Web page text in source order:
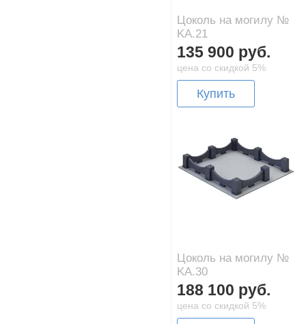
Цоколь на могилу №
KA.21
135 900 руб.
цена со скидкой 5%
Купить
Цоколь на могилу №
KA.30
188 100 руб.
цена со скидкой 5%